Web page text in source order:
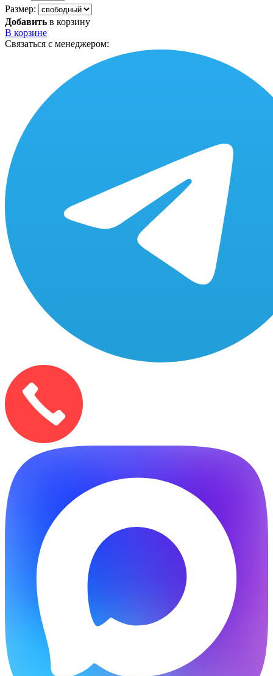
Размер:
Добавить в корзину
В корзине
Связаться с менеджером: